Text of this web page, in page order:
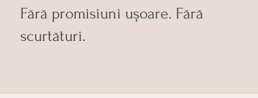
Fără promisiuni ușoare. Fără
scurtături.